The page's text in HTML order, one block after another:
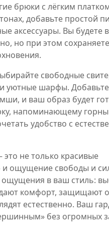
брюки с лёгким
добавьте простой
аксессуары. Вы будете
но при этом
свободные
и уютные шарфы. Добавьте
и ваш образ будет
напоминающему
удобство с
не только красивые
и ощущение свободы и
ощущения в ваш стиль:
комфорт, защищают
естественно. Ваш
без огромных